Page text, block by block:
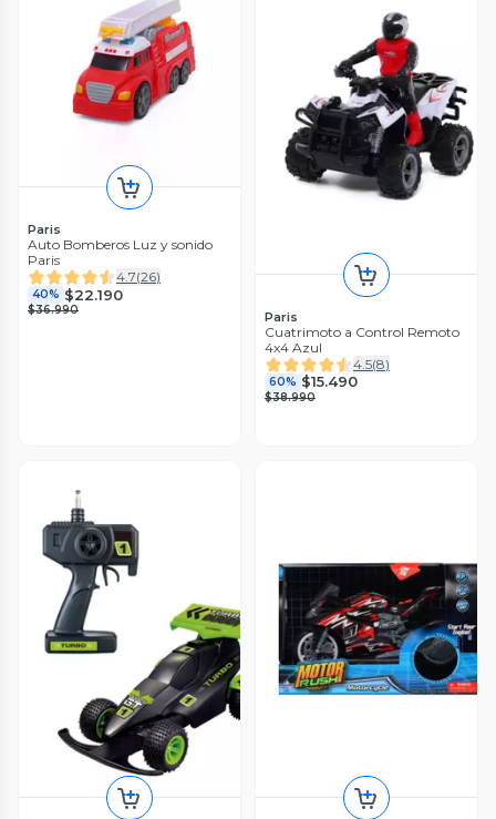
Paris
Auto Bomberos Luz y sonido
Paris
4.7(26)
40% $22.190
$36.990 Paris
Cuatrimoto a Control Remoto
4x4 Azul
4.5(8)
60% $15.490
$38.990